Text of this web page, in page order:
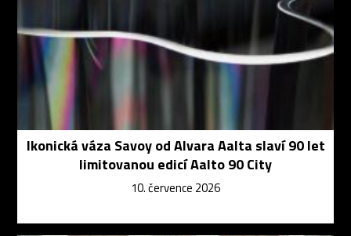
Ikonická váza Savoy od Alvara Aalta slaví 90 let
limitovanou edicí Aalto 90 City
10. července 2026